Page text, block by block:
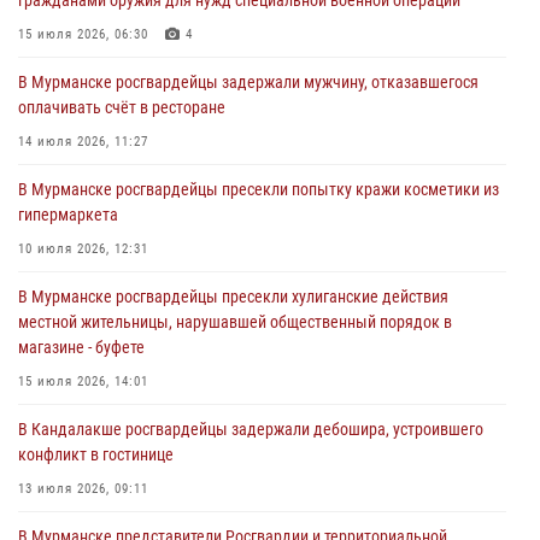
хулиганские действия дебошира на автозаправочной станции
города Кандалакши
Сотрудники Росгвардии провели инструктаж по
антитеррористической защищенности для членов избирательных
31 июля 2026, 08:48 3
Сотрудники Росгвардии задержали мужчину, не оплатившего счет в
30 июля 2026, 14:09
В Управлении Росгвардии по Мурманской области прошло пожарно-
тактическое занятие совместно с МЧС России
15 июля 2026, 06:30 4
В Мурманске росгвардейцы задержали мужчину, отказавшегося
оплачивать счёт в ресторане
14 июля 2026, 11:27
В Мурманске росгвардейцы пресекли попытку кражи косметики из
гипермаркета
10 июля 2026, 12:31
В Мурманске росгвардейцы пресекли хулиганские действия
местной жительницы, нарушавшей общественный порядок в
магазине - буфете
15 июля 2026, 14:01
В Кандалакше росгвардейцы задержали дебошира, устроившего
конфликт в гостинице
13 июля 2026, 09:11